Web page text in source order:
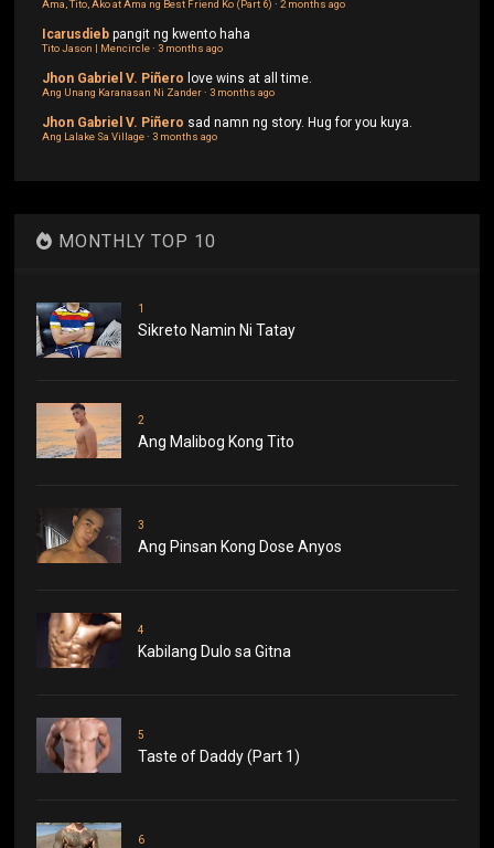
Ama, Tito, Ako at Ama ng Best Friend Ko (Part 6) ·2 months ago
Icarusdieb pangit ng kwento haha
Tito Jason | Mencircle·3 months ago
Jhon Gabriel V. Piñero love wins at all time.
Ang Unang Karanasan Ni Zander·3 months ago
Jhon Gabriel V. Piñero sad namn ng story. Hug for you kuya.
Ang Lalake Sa Village·3 months ago
MONTHLY TOP 10
1
Sikreto Namin Ni Tatay
2
Ang Malibog Kong Tito
3
Ang Pinsan Kong Dose Anyos
4
Kabilang Dulo sa Gitna
5
Taste of Daddy (Part 1)
6